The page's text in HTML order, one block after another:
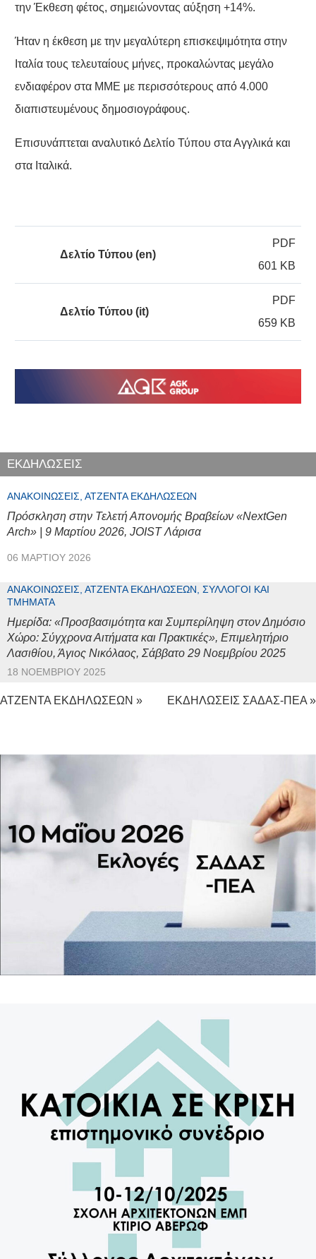
την Έκθεση φέτος, σημειώνοντας αύξηση +14%.
Ήταν η έκθεση με την μεγαλύτερη επισκεψιμότητα στην
Ιταλία τους τελευταίους μήνες, προκαλώντας μεγάλο
ενδιαφέρον στα ΜΜΕ με περισσότερους από 4.000
διαπιστευμένους δημοσιογράφους.
Επισυνάπτεται αναλυτικό Δελτίο Τύπου στα Αγγλικά και
στα Ιταλικά.
Δελτίο Τύπου (en)
PDF
601 KB
Δελτίο Τύπου (it)
PDF
659 KB
ΕΚΔΗΛΩΣΕΙΣ
ΑΝΑΚΟΙΝΏΣΕΙΣ, ΑΤΖΈΝΤΑ ΕΚΔΗΛΏΣΕΩΝ
Πρόσκληση στην Τελετή Απονομής Βραβείων «NextGen
Arch» | 9 Μαρτίου 2026, JOIST Λάρισα
06 ΜΑΡΤΊΟΥ 2026
ΑΝΑΚΟΙΝΏΣΕΙΣ, ΑΤΖΈΝΤΑ ΕΚΔΗΛΏΣΕΩΝ, ΣΎΛΛΟΓΟΙ ΚΑΙ
ΤΜΉΜΑΤΑ
Ημερίδα: «Προσβασιμότητα και Συμπερίληψη στον Δημόσιο
Χώρο: Σύγχρονα Αιτήματα και Πρακτικές», Επιμελητήριο
Λασιθίου, Άγιος Νικόλαος, Σάββατο 29 Νοεμβρίου 2025
18 ΝΟΕΜΒΡΊΟΥ 2025
ΑΤΖΕΝΤΑ ΕΚΔΗΛΩΣΕΩΝ » ΕΚΔΗΛΩΣΕΙΣ ΣΑΔΑΣ-ΠΕΑ »